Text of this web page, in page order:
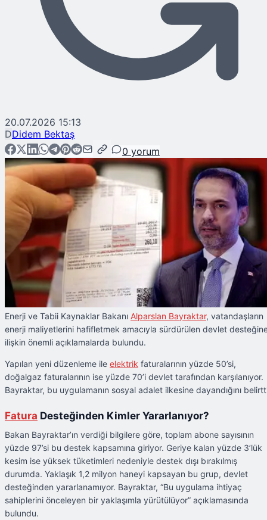
20.07.2026 15:13
DDidem Bektaş
0 yorum
Enerji ve Tabii Kaynaklar Bakanı Alparslan Bayraktar, vatandaşların
enerji maliyetlerini hafifletmek amacıyla sürdürülen devlet
ilişkin önemli açıklamalarda bulundu.
Yapılan yeni düzenleme ile elektrik faturalarının yüzde 50’si,
doğalgaz faturalarının ise yüzde 70’i devlet tarafından karşılanıyor.
Bayraktar, bu uygulamanın sosyal adalet ilkesine dayandığını
Fatura Desteğinden Kimler Yararlanıyor?
Bakan Bayraktar’ın verdiği bilgilere göre, toplam abone sayısının
yüzde 97’si bu destek kapsamına giriyor. Geriye kalan yüzde 3’lük
kesim ise yüksek tüketimleri nedeniyle destek dışı bırakılmış
durumda. Yaklaşık 1,2 milyon haneyi kapsayan bu grup, devlet
desteğinden yararlanamıyor. Bayraktar, “Bu uygulama ihtiyaç
sahiplerini önceleyen bir yaklaşımla yürütülüyor” açıklamasında
bulundu.